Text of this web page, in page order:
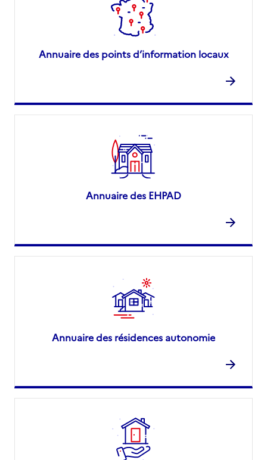
Annuaire des points d’information locaux
Annuaire des EHPAD
Annuaire des résidences autonomie